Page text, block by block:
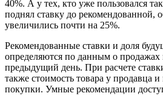
40%. А у тех, кто уже пользовался
поднял ставку до рекомендованной,
увеличились почти на 25%.
Рекомендованные ставки и доля
определяются по данным о продажах
предыдущий день. При расчете
также стоимость товара у продавца и
покупки. Умные рекомендации